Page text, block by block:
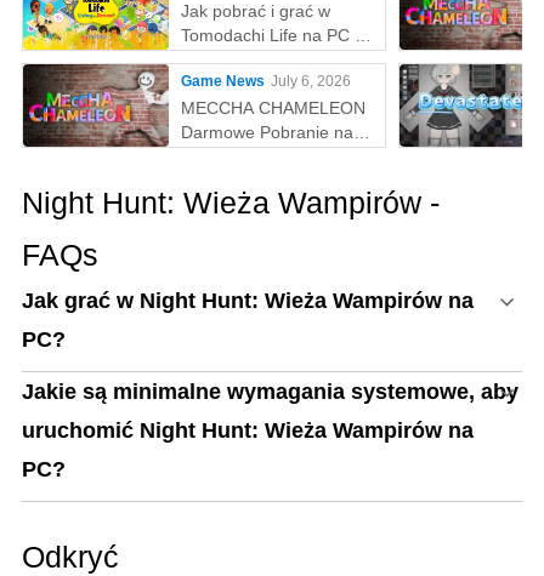
Jak pobrać i grać w
Tomodachi Life na PC z
MEmu
Game News July 6, 2026
MECCHA CHAMELEON
Darmowe Pobranie na
Night Hunt: Wieża Wampirów -
FAQs
Jak grać w Night Hunt: Wieża Wampirów na
PC?
Jakie są minimalne wymagania systemowe, aby
uruchomić Night Hunt: Wieża Wampirów na
PC?
Odkryć